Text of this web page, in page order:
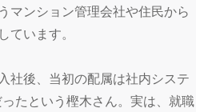
マンション管理会社や住民から
います。
社後、当初の配属は社内システ
たという樫木さん。実は、就職